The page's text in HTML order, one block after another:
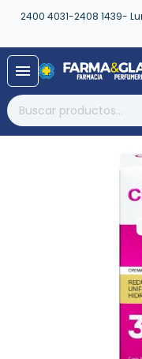
2400 4031-2408 1439-
menu